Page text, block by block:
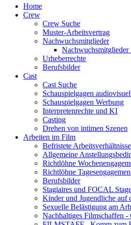
Home
Crew
Crew Suche
Muster-Arbeitsvertrag
Nachwuchsmitglieder
Nachwuchsmitglieder
Urheberrechte
Berufsbilder
Cast
Cast Suche
Schauspielgagen
Schauspielgagen Werbung
Interpretenrechte und KI
Casting
Drehen von intimen Szenen
Arbeiten im Film
Befristete Arbeitsverhältnisse
Allgemeine
Richtlöhne
Richtlöhne
Berufsbilder
Stagiaires und FOCAL
Kinder und Jugendliche auf
Sexuelle Belästigung am
Nachhaltiges Filmschaffen